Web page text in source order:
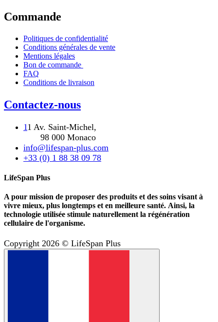
Commande
Politiques de confidentialité
Conditions générales de vente
Mentions légales
Bon de commande
FAQ
Conditions de livraison
Contactez-nous
11 Av. Saint-Michel,
98 000 Monaco
info@lifespan-plus.com
+33 (0) 1 88 38 09 78
LifeSpan Plus
A pour mission de proposer des produits et des soins visant à
vivre mieux, plus longtemps et en meilleure santé. Ainsi, la
technologie utilisée stimule naturellement la régénération
cellulaire de l'organisme.
Copyright 2026 © LifeSpan Plus